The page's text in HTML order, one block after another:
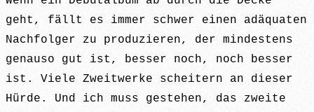
geht, fällt es immer schwer einen adäquaten
Nachfolger zu produzieren, der mindestens
genauso gut ist, besser noch, noch besser
ist. Viele Zweitwerke scheitern an dieser
Hürde. Und ich muss gestehen, das zweite